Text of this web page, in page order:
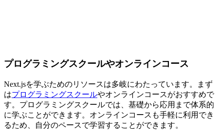
プログラミングスクールやオンラインコース
Next.jsを学ぶためのリソースは多岐にわたっています。まず
はプログラミングスクールやオンラインコースがおすすめで
す。プログラミングスクールでは、 基礎から応用まで体系的
に学ぶことができます。 オンラインコースも手軽に利用でき
るため、自分のペースで学習することができます。